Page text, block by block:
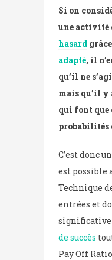
Si on
une activité
hasard
adapté, il
qu’il ne
mais qu’il y
qui font que
probabilités
C’est donc
est possible
Technique
entrées et
de succès
Pay Off